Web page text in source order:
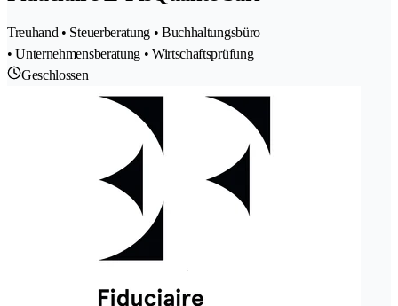
Treuhand • Steuerberatung • Buchhaltungsbüro
• Unternehmensberatung • Wirtschaftsprüfung
Geschlossen